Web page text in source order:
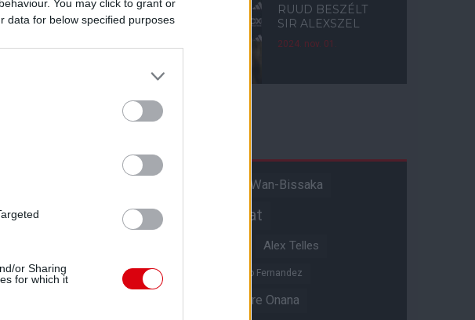
You may click to grant or
data for below specified purposes
or Sharing
for which it
RUUD BESZÉLT
SIR ALEXSZEL
2024. nov. 01.
Aaron Wan-Bissaka
Akadémiai csapat
Alex Telles
Altay Bayindir Alvaro Fernandez
Andre Onana